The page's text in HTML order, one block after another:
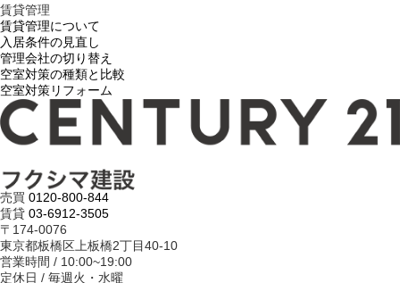
賃貸管理
賃貸管理について
入居条件の見直し
管理会社の切り替え
空室対策の種類と比較
空室対策リフォーム
売買 0120-800-844
賃貸 03-6912-3505
〒174-0076
東京都板橋区上板橋2丁目40-10
営業時間 / 10:00~19:00
定休日 / 毎週火・水曜